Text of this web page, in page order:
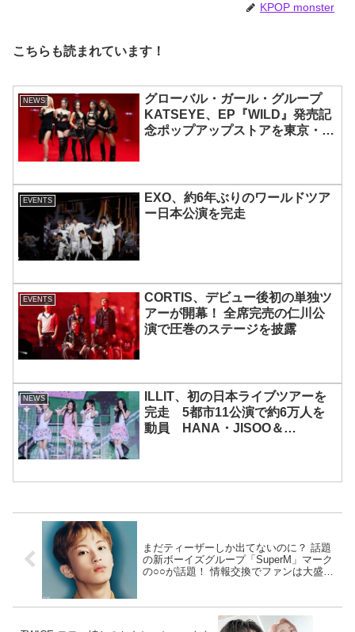
KPOP monster
こちらも読まれています！
NEWS
グローバル・ガール・グループ
KATSEYE、EP『WILD』発売記
念ポップアップストアを東京・原
EVENTS
EXO、約6年ぶりのワールドツア
ー日本公演を完走
EVENTS
CORTIS、デビュー後初の単独ツ
アーが開幕！ 全席完売の仁川公
演で圧巻のステージを披露
NEWS
ILLIT、初の日本ライブツアーを
完走 5都市11公演で約6万人を
動員 HANA・JISOO＆
まだティーザーしか出てないのに？ 話題
の新ボーイズグループ「SuperM」マーク
の○○が話題！ 情報交換でファンは大盛り